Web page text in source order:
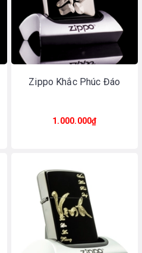
Zippo Khắc Phúc Đáo
1.000.000₫